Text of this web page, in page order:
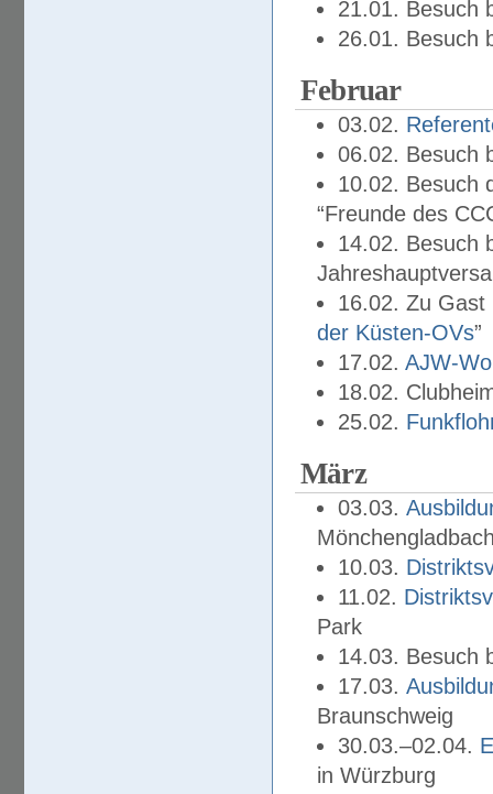
21.01. Besuch
26.01. Besuch
Februar
03.02.
06.02. Besuch
10.02. Besuch
“Freunde des
14.02. Besuch
16.02. Zu Gast
der Küsten-OVs”
17.02. AJW-
18.02.
25.02.
März
03.03.
10.03.
11.02.
Park
14.03. Besuch
17.03.
Braunschweig
30.03.–02.04.
in Würzburg